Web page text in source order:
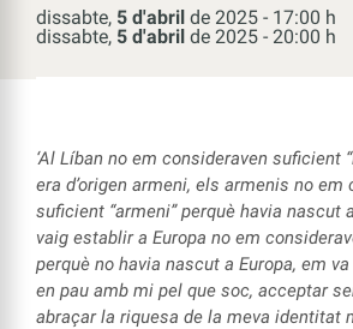
dissabte, 5 d'abril de 2025 - 17:00 h
dissabte, 5 d'abril de 2025 - 20:00 h
‘Al Líban no em consideraven suficient
era d’origen armeni, els armenis no em
suficient “armeni” perquè havia nascut
vaig establir a Europa no em
perquè no havia nascut a Europa, em
en pau amb mi pel que soc, acceptar
abraçar la riquesa de la meva identitat